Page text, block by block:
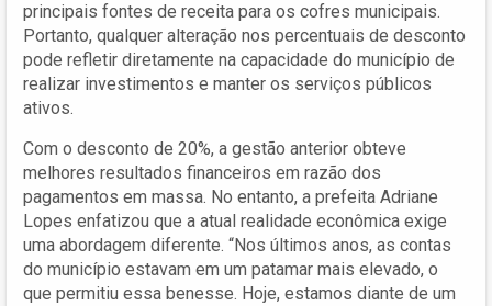
principais fontes de receita para os cofres municipais.
Portanto, qualquer alteração nos percentuais de desconto
pode refletir diretamente na capacidade do município de
realizar investimentos e manter os serviços públicos
ativos.
Com o desconto de 20%, a gestão anterior obteve
melhores resultados financeiros em razão dos
pagamentos em massa. No entanto, a prefeita Adriane
Lopes enfatizou que a atual realidade econômica exige
uma abordagem diferente. “Nos últimos anos, as contas
do município estavam em um patamar mais elevado, o
que permitiu essa benesse. Hoje, estamos diante de um